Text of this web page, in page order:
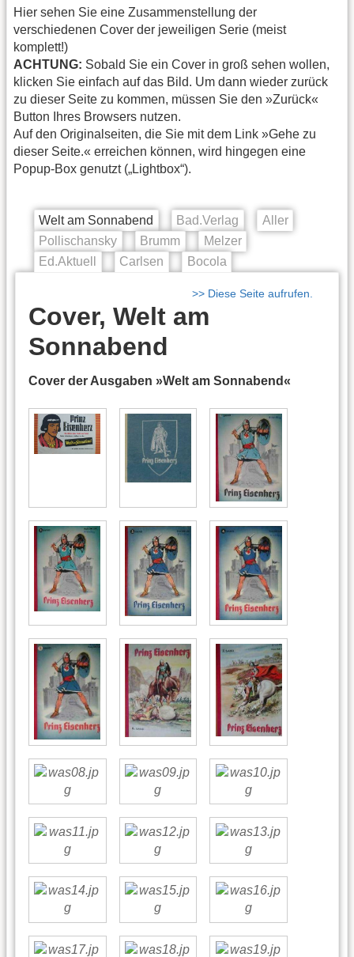
Hier sehen Sie eine Zusammenstellung der
verschiedenen Cover der jeweiligen Serie (meist
komplett!)
ACHTUNG: Sobald Sie ein Cover in groß sehen wollen,
klicken Sie einfach auf das Bild. Um dann wieder zurück
zu dieser Seite zu kommen, müssen Sie den »Zurück«
Button Ihres Browsers nutzen.
Auf den Originalseiten, die Sie mit dem Link »Gehe zu
dieser Seite.« erreichen können, wird hingegen eine
Popup-Box genutzt („Lightbox“).
Welt am Sonnabend Bad.Verlag
Aller
Pollischansky
Brumm
Melzer
Ed.Aktuell
Carlsen Bocola
>> Diese Seite aufrufen.
Cover, Welt am
Sonnabend
Cover der Ausgaben »Welt am Sonnabend«